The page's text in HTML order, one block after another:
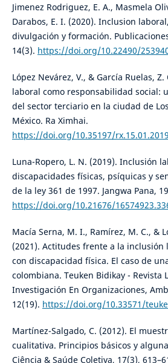
Jimenez Rodriguez, E. A., Masmela
Darabos, E. I. (2020). Inclusion
divulgación y formación.
14(3). https://doi.org/10.22490/
López Nevárez, V., & García Ruelas,
laboral como responsabilidad social:
del sector terciario en la ciudad de
México. Ra Ximhai.
https://doi.org/10.35197/
Luna-Ropero, L. N. (2019). Inclusión
discapacidades físicas, psíquicas y
de la ley 361 de 1997. Jangwa Pana,
https://doi.org/10.21676/
Macía Serna, M. I., Ramírez, M. C., &
(2021). Actitudes frente a la inclusión
con discapacidad física. El caso de
colombiana. Teuken Bidikay - Revista
Investigación En Organizaciones,
12(19). https://doi.org/10.33571/
Martínez-Salgado, C. (2012). El
cualitativa. Principios básicos y
Ciência & Saúde Coletiva, 17(3),